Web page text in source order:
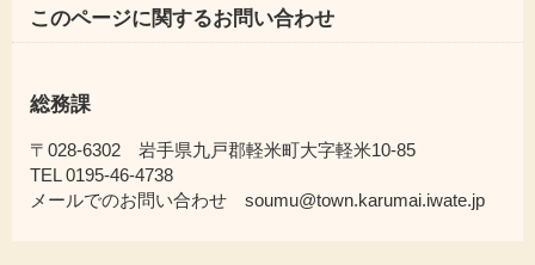
このページに関するお問い合わせ
総務課
〒028-6302 岩手県九戸郡軽米町大字軽米10-85
TEL 0195-46-4738
メールでのお問い合わせ soumu@town.karumai.iwate.jp